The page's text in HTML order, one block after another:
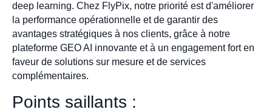
deep learning. Chez FlyPix, notre priorité est d'améliorer
la performance opérationnelle et de garantir des
avantages stratégiques à nos clients, grâce à notre
plateforme GEO AI innovante et à un engagement fort en
faveur de solutions sur mesure et de services
complémentaires.
Points saillants :